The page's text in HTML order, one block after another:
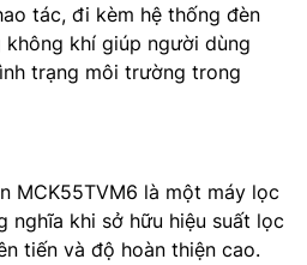
tác, đi kèm hệ thống đèn
khí giúp người dùng
trạng môi trường trong
MCK55TVM6 là một máy lọc
nghĩa khi sở hữu hiệu suất lọc
tiến và độ hoàn thiện cao.